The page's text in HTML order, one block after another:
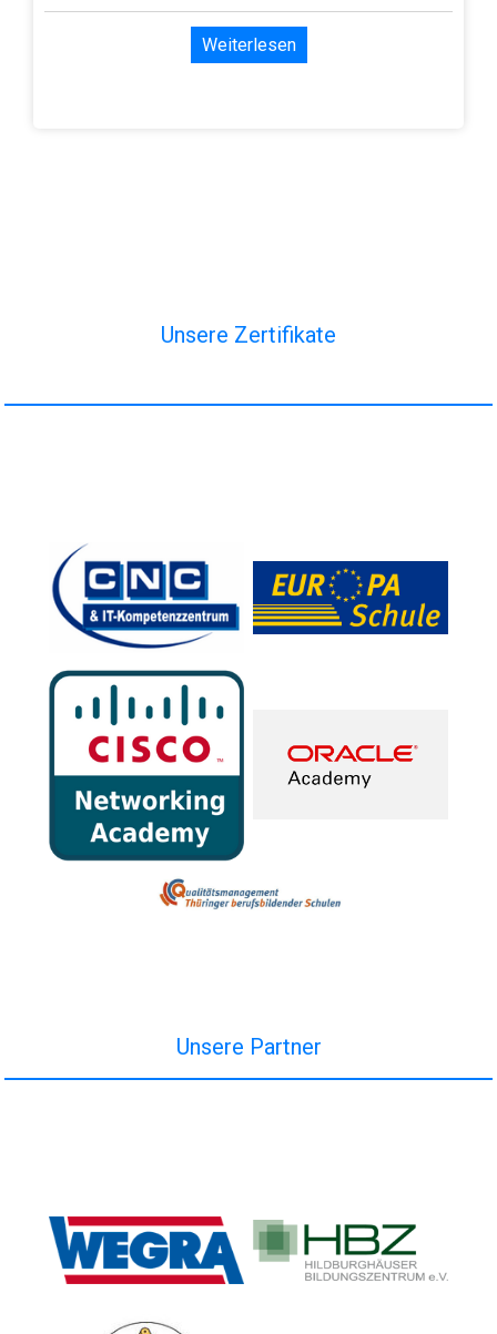
Weiterlesen
Unsere Zertifikate
Unsere Partner